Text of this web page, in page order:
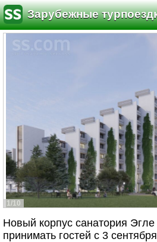
Зарубежные
1/10
Новый корпус санатория Эгле
принимать гостей с 3